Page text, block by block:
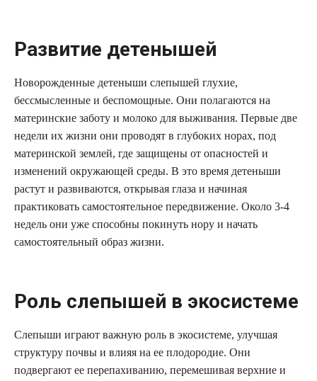
Развитие детенышей
Новорожденные детеныши слепышей глухие,
бессмысленные и беспомощные. Они полагаются на
материнские заботу и молоко для выживания. Первые две
недели их жизни они проводят в глубоких норах, под
материнской землей, где защищены от опасностей и
изменений окружающей среды. В это время детеныши
растут и развиваются, открывая глаза и начиная
практиковать самостоятельное передвижение. Около 3-4
недель они уже способны покинуть нору и начать
самостоятельный образ жизни.
Роль слепышей в экосистеме
Слепыши играют важную роль в экосистеме, улучшая
структуру почвы и влияя на ее плодородие. Они
подвергают ее перепахиванию, перемешивая верхние и